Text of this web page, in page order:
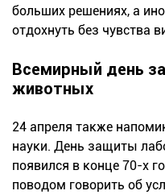
больших решениях, а
отдохнуть без чувства
Всемирный день
животных
24 апреля также
науки. День защиты
появился в конце 70-х
поводом говорить об